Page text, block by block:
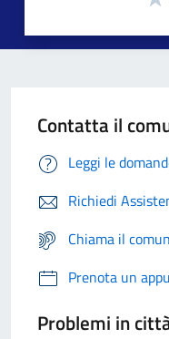
Contatta il
Leggi le
Richiedi
Chiama il
Prenota un
Problemi in